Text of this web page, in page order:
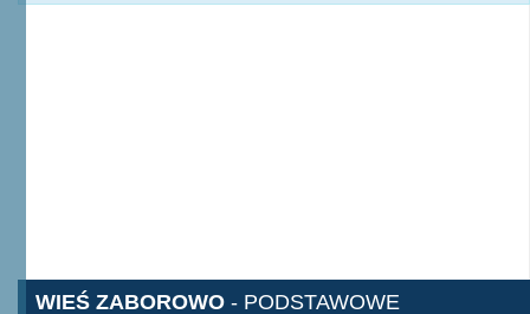
WIEŚ ZABOROWO - PODSTAWOWE